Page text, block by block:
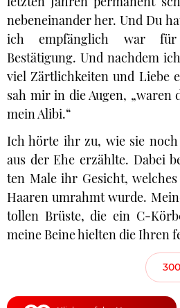
nebeneinander her. Und Du
ich empfänglich war für
Bestätigung. Und nachdem
viel Zärtlichkeiten und Liebe
sah mir in die Augen, „waren
mein Alibi.“
Ich hörte ihr zu, wie sie
aus der Ehe erzählte. Dabei
ten Male ihr Gesicht,
Haaren umrahmt wurde.
tollen Brüste, die ein C-
meine Beine hielten die Ihren